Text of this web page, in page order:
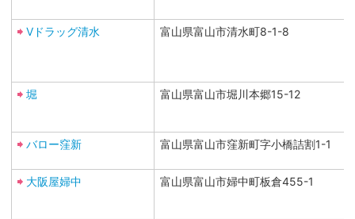
Vドラッグ清水 富山県富山市清水町8-1-8
堀 富山県富山市堀川本郷15-12
バロー窪新 富山県富山市窪新町字小橋詰割1-1
大阪屋婦中 富山県富山市婦中町板倉455-1